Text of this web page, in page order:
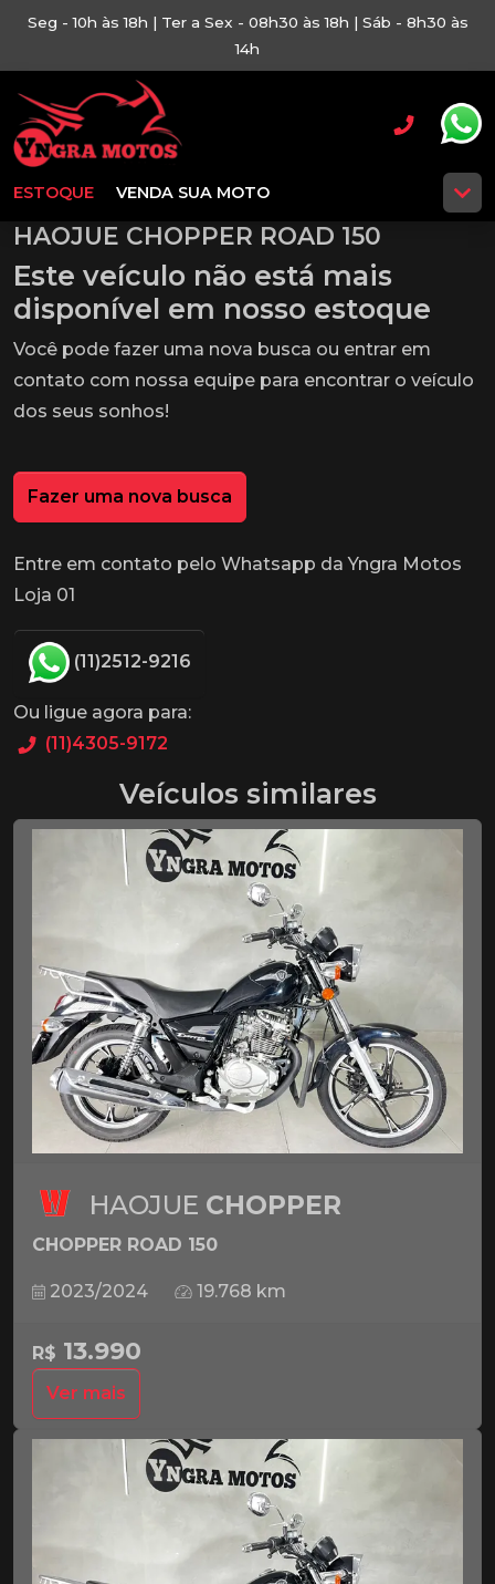
Seg - 10h às 18h | Ter a Sex - 08h30 às 18h | Sáb - 8h30 às
14h
ESTOQUE VENDA SUA MOTO
HAOJUE CHOPPER ROAD 150
Este veículo não está mais
disponível em nosso estoque
Você pode fazer uma nova busca ou entrar em
contato com nossa equipe para encontrar o veículo
dos seus sonhos!
Fazer uma nova busca
Entre em contato pelo Whatsapp da Yngra Motos
Loja 01
(11)2512-9216
Ou ligue agora para:
(11)4305-9172
Veículos similares
HAOJUE CHOPPER
CHOPPER ROAD 150
2023/2024 19.768 km
R$ 13.990
Ver mais